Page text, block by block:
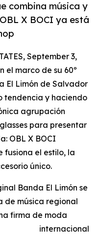
combina música y
X BOCI ya está
September 3,
el marco de su 60º
El Limón de Salvador
tendencia y haciendo
agrupación
para presentar
OBL X BOCI
fusiona el estilo, la
único.
Banda El Limón se
de música regional
firma de moda
internacional